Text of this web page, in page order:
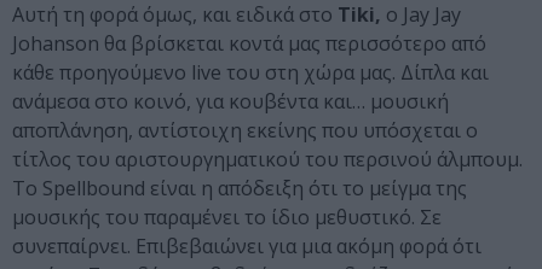
Αυτή τη φορά όμως, και ειδικά στο Tiki, ο Jay Jay
Johanson θα βρίσκεται κοντά μας περισσότερο από
κάθε προηγούμενο live του στη χώρα μας. Δίπλα και
ανάμεσα στο κοινό, για κουβέντα και… μουσική
αποπλάνηση, αντίστοιχη εκείνης που υπόσχεται ο
τίτλος του αριστουργηματικού του περσινού άλμπουμ.
Το Spellbound είναι η απόδειξη ότι το μείγμα της
μουσικής του παραμένει το ίδιο μεθυστικό. Σε
συνεπαίρνει. Επιβεβαιώνει για μια ακόμη φορά ότι